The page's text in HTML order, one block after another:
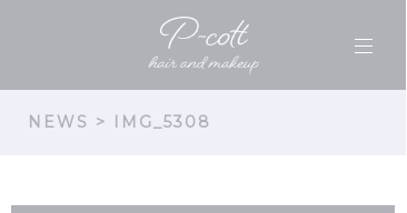
NEWS > IMG_5308